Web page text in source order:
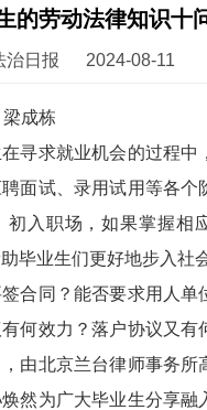
的劳动法律知识十
治日报 2024-08-11
成栋
求就业机会的过程中
面试、录用试用等各个
初入职场，如果掌握相
毕业生们更好地步入社会
同？能否要求用人单
何效力？落户协议又有
由北京兰台律师事务所
然为广大毕业生分享融